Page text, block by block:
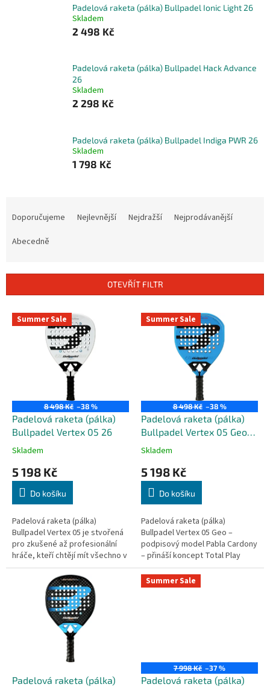
Padelová raketa (pálka) Bullpadel Ionic Light 26
Skladem
2 498 Kč
Padelová raketa (pálka) Bullpadel Hack Advance
26
Skladem
2 298 Kč
Padelová raketa (pálka) Bullpadel Indiga PWR 26
Skladem
1 798 Kč
r
Doporučujeme Nejlevnější Nejdražší
Nejprodávanější
Abecedně
OTEVŘÍT FILTR
V Summer Sale
8 498 Kč –38 %
Padelová raketa (pálka)
Bullpadel Vertex 05 26
Skladem
5 198 Kč
Do košíku
Padelová raketa (pálka)
Bullpadel Vertex 05 je stvořená
pro zkušené až profesionální
hráče, kteří chtějí mít všechno v
jedné raketě – sílu, kontrolu,
Summer Sale
8 498 Kč –38 %
Padelová raketa (pálka)
Bullpadel Vertex 05 Geo
26
Skladem
5 198 Kč
Do košíku
Padelová raketa (pálka)
Bullpadel Vertex 05 Geo –
podpisový model Pabla Cardony
– přináší koncept Total Play
MAX: vše v jedné univerzální
raketě. Nový geometrický tvar...
Padelová raketa (pálka)
Summer Sale
7 998 Kč –37 %
Padelová raketa (pálka)